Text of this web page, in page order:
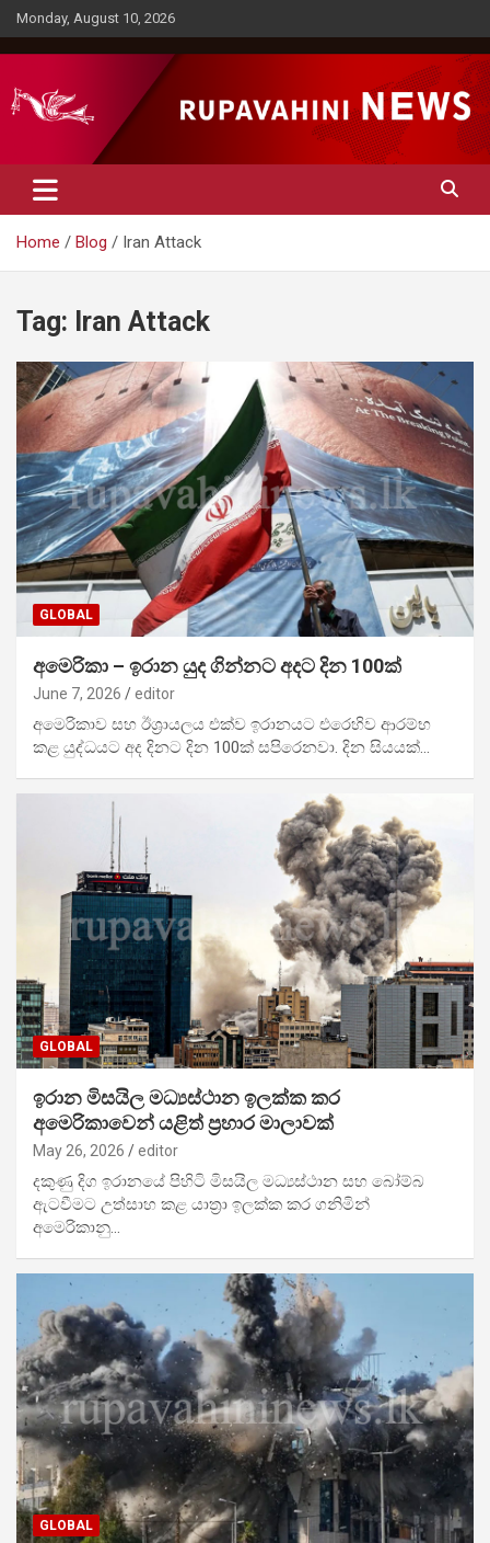
Skip
to
content
Monday, August 10, 2026
Rupavahini News
Home Blog Iran Attack
Tag: Iran Attack
GLOBAL
අමෙරිකා – ඉරාන යුද ගින්නට අදට දින 100ක්
June 7, 2026 editor
අමෙරිකාව සහ ඊශ්‍රායලය එක්ව ඉරානයට එරෙහිව ආරම්භ
කළ යුද්ධයට අද දිනට දින 100ක් සපිරෙනවා. දින සියයක්…
GLOBAL
ඉරාන මිසයිල මධ්‍යස්ථාන ඉලක්ක කර
අමෙරිකාවෙන් යළිත් ප්‍රහාර මාලාවක්
May 26, 2026 editor
දකුණු දිග ඉරානයේ පිහිටි මිසයිල මධ්‍යස්ථාන සහ බෝම්බ
ඇටවීමට උත්සාහ කළ යාත්‍රා ඉලක්ක කර ගනිමින්
අමෙරිකානු…
GLOBAL